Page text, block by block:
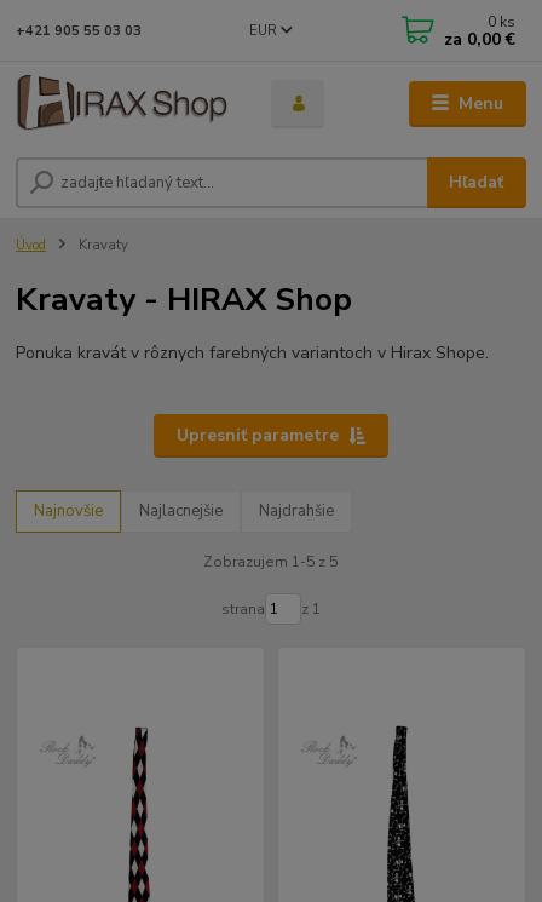
Menu
EUR
Hľadať
+421 905 55 03 03 0 ks
za 0,00 €
Úvod Kravaty
Kravaty - HIRAX Shop
Ponuka kravát v rôznych farebných variantoch v Hirax Shope.
Upresniť parametre
Najnovšie Najlacnejšie Najdrahšie
Zobrazujem 1-5 z 5
strana z 1